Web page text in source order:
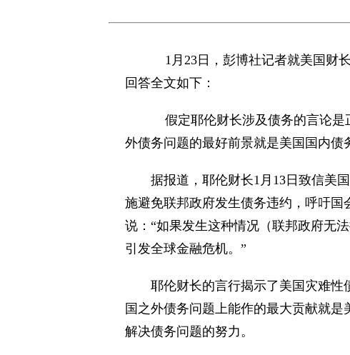
1月23日，彭博社记者就美国财长
回答全文如下：
假定耶伦财长涉及债务的言论是
外债务问题的最好前景就是美国国内债
据报道，耶伦财长1月13日致信美
施避免联邦政府发生债务违约，呼吁
说：“如果发生这种情况（联邦政府无
引发全球金融危机。”
耶伦财长的言行揭示了美国灾难
国之外债务问题上能作的最大贡献就
解决债务问题的努力。